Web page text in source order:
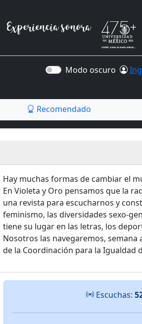
Modo oscuro
Recomendado
Hay muchas formas de cambiar el
En Violeta y Oro pensamos que la
una revista para escucharnos y
feminismo, las diversidades sexo-
tiene su lugar en las letras, los
Nosotros las navegaremos, semana
de la Coordinación para la Igualdad
Escuchas: